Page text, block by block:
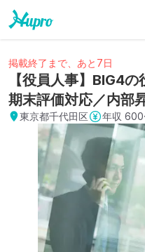
掲載終了まで、あと7日
【役員人事】BIG4
期末評価対応／内部
東京都千代田区 年収 600